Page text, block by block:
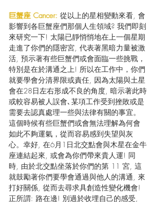
巨蟹座 Cancer: 從以上的星相變動來看, 會
影響到各巨蟹座們那個人生領域? 我們即刻
來研究一下! 太陽已靜悄悄地在上一個星期
走進了你們的隱密宮, 代表著黑暗力量被激
活, 預示著有些巨蟹們或會面臨一些挑戰，
特別是在於溝通之上! 所以在工作中，你們
就要學會分清界限或責任, 因為太陽與土星
會在28日左右形成不良的角度, 暗示著此時
或較容易被人誤會､某項工作受到挫敗或是
需要去認真處理一些與法律有關的事宜。
這個時候有些巨蟹們或會無法理解為何會
如此不夠運氣，從而容易感到失望與灰
心。幸好, 在6月1日北交點會與木星在金牛
座連結起來, 或會為你們帶來貴人運! 同
時, 由於北交點坐落於你們的第 11 宮, 這
就鼓勵著你們要學會通過與他人的溝通, 來
打好關係, 從而去尋求具創造性變化機會!
正所謂: 路在邊! 別過於收埋自己的感受,